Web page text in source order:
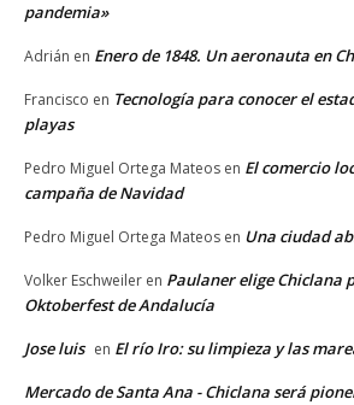
pandemia»
Adrián en Enero de 1848. Un aeronauta en
Francisco en Tecnología para conocer el
playas
Pedro Miguel Ortega Mateos en El comercio
campaña de Navidad
Pedro Miguel Ortega Mateos en Una ciudad
Volker Eschweiler en Paulaner elige Chiclana
Oktoberfest de Andalucía
Jose luis en El río Iro: su limpieza y las
Mercado de Santa Ana - Chiclana será